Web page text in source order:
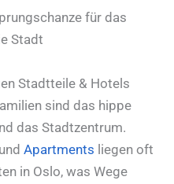
für das
Stadt
Stadtteile & Hotels
sind das hippe
das Stadtzentrum.
und Apartments liegen oft
in Oslo, was Wege